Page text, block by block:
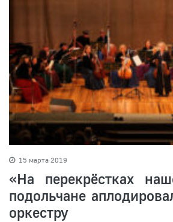
15 марта 2019
«На перекрёстках
подольчане
оркестру